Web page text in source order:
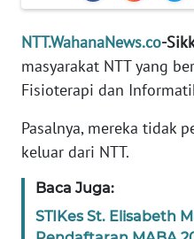
NTT.WahanaNews.co-
masyarakat NTT yang
Fisioterapi dan
Pasalnya, mereka tidak
keluar dari NTT.
Baca Juga:
STIKes St. Elisabeth
KARIR
DISCLAIMER
Wahana
News
WN
SUMUT